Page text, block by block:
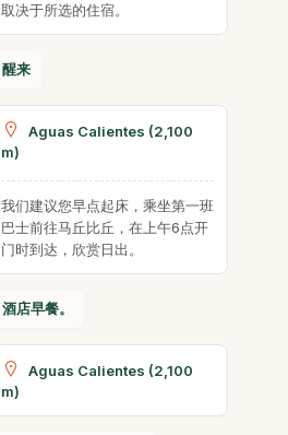
取决于所选的住宿。
醒来
Aguas Calientes (2,100
m)
我们建议您早点起床，乘坐第一班
巴士前往马丘比丘，在上午6点开
门时到达，欣赏日出。
酒店早餐。
Aguas Calientes (2,100
m)